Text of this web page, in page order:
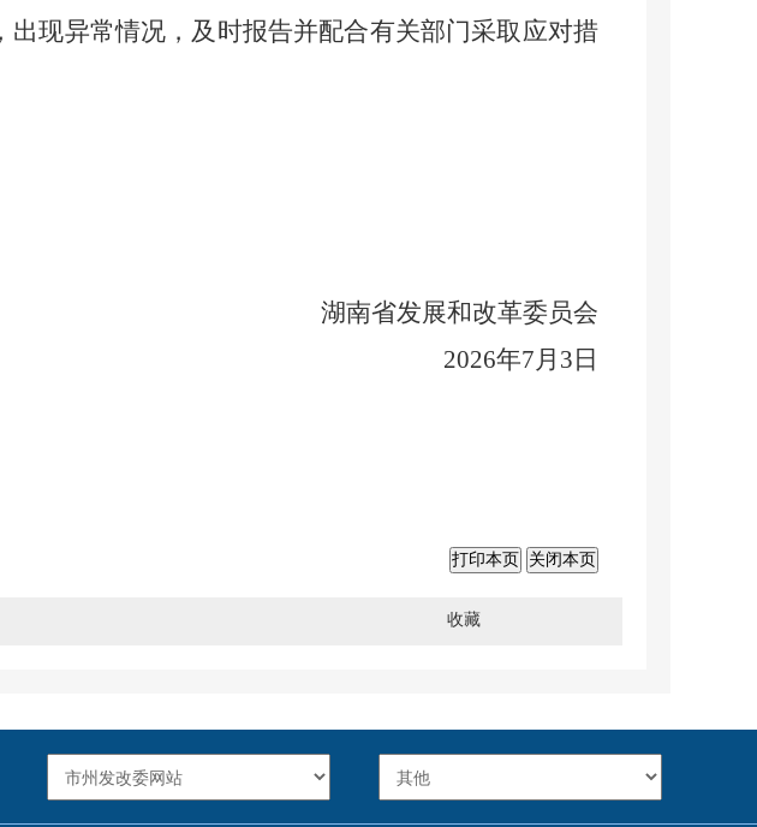
现异常情况，及时报告并配合有关部门采取应对措
湖南省发展和改革委员会
2026年7月 3 日
打印本页 关闭本页
收藏